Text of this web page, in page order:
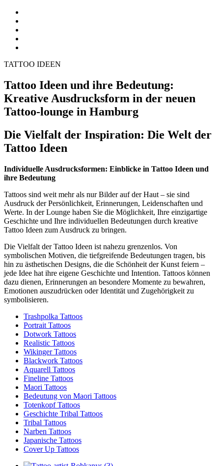
TATTOO IDEEN
Tattoo Ideen und ihre Bedeutung:
Kreative Ausdrucksform in der neuen
Tattoo-lounge in Hamburg
Die Vielfalt der Inspiration: Die Welt der
Tattoo Ideen
Individuelle Ausdrucksformen: Einblicke in Tattoo Ideen und
ihre Bedeutung
Tattoos sind weit mehr als nur Bilder auf der Haut – sie sind
Ausdruck der Persönlichkeit, Erinnerungen, Leidenschaften und
Werte. In der Lounge haben Sie die Möglichkeit, Ihre einzigartige
Geschichte und Ihre individuellen Bedeutungen durch kreative
Tattoo Ideen zum Ausdruck zu bringen.
Die Vielfalt der Tattoo Ideen ist nahezu grenzenlos. Von
symbolischen Motiven, die tiefgreifende Bedeutungen tragen, bis
hin zu ästhetischen Designs, die die Schönheit der Kunst feiern –
jede Idee hat ihre eigene Geschichte und Intention. Tattoos können
dazu dienen, Erinnerungen an besondere Momente zu bewahren,
Emotionen auszudrücken oder Identität und Zugehörigkeit zu
symbolisieren.
Trashpolka Tattoos
Portrait Tattoos
Dotwork Tattoos
Realistic Tattoos
Wikinger Tattoos
Blackwork Tattoos
Aquarell Tattoos
Fineline Tattoos
Maori Tattoos
Bedeutung von Maori Tattoos
Totenkopf Tattoos
Geschichte Tribal Tattoos
Tribal Tattoos
Narben Tattoos
Japanische Tattoos
Cover Up Tattoos